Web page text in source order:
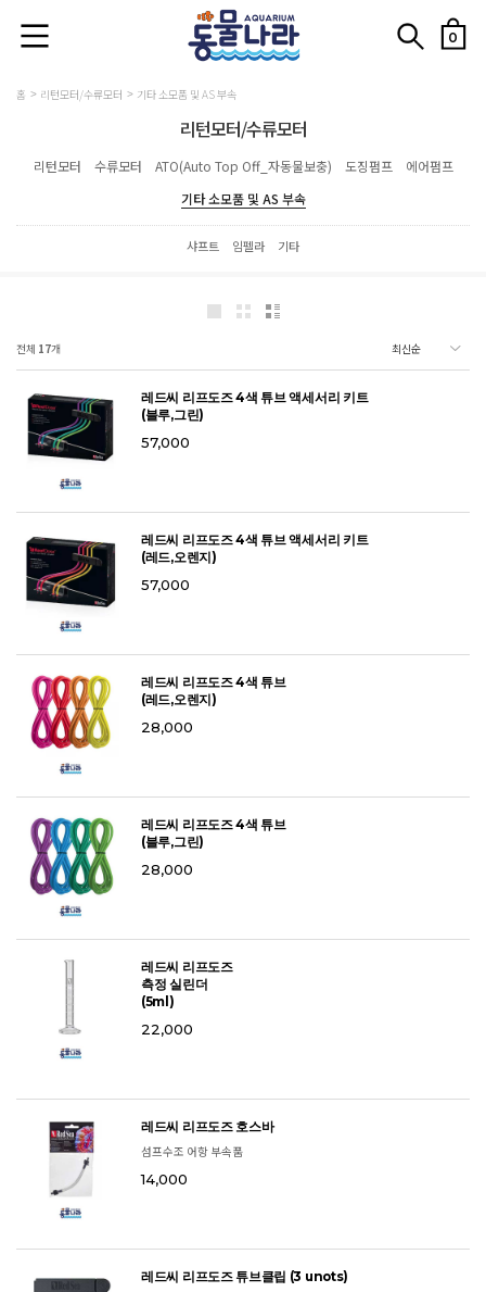
0
홈 리턴모터/수류모터 기타 소모품 및 AS 부속
리턴모터/수류모터
리턴모터 수류모터 ATO(Auto Top Off_자동물보충) 도징펌프
에어펌프
기타 소모품 및 AS 부속
샤프트 임펠라 기타
전체 17개
레드씨 리프도즈 4색 튜브 액세서리 키트
(블루,그린)
57,000
레드씨 리프도즈 4색 튜브 액세서리 키트
(레드,오렌지)
57,000
레드씨 리프도즈 4색 튜브
(레드,오렌지)
28,000
레드씨 리프도즈 4색 튜브
(블루,그린)
28,000
레드씨 리프도즈
측정 실린더
(5ml)
22,000
레드씨 리프도즈 호스바
섬프수조 어항 부속품
14,000
레드씨 리프도즈 튜브클립 (3 unots)